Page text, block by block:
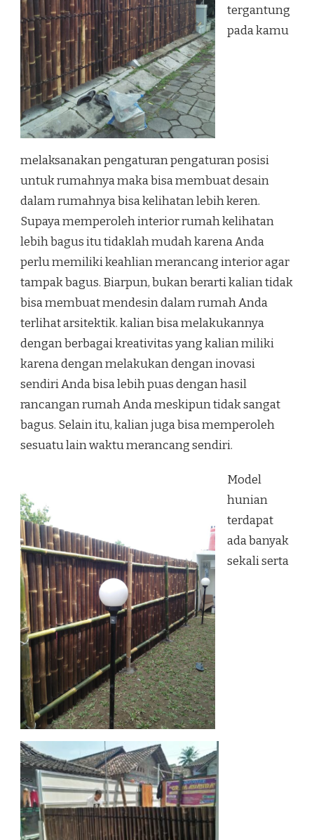
tergantung
pada kamu
melaksanakan pengaturan pengaturan posisi
untuk rumahnya maka bisa membuat desain
dalam rumahnya bisa kelihatan lebih keren.
Supaya memperoleh interior rumah kelihatan
lebih bagus itu tidaklah mudah karena Anda
perlu memiliki keahlian merancang interior agar
tampak bagus. Biarpun, bukan berarti kalian tidak
bisa membuat mendesin dalam rumah Anda
terlihat arsitektik. kalian bisa melakukannya
dengan berbagai kreativitas yang kalian miliki
karena dengan melakukan dengan inovasi
sendiri Anda bisa lebih puas dengan hasil
rancangan rumah Anda meskipun tidak sangat
bagus. Selain itu, kalian juga bisa memperoleh
sesuatu lain waktu merancang sendiri.
Model
hunian
terdapat
ada banyak
sekali serta